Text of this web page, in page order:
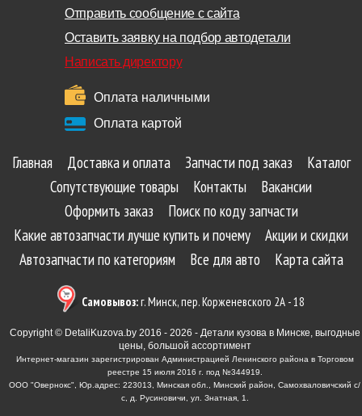
Отправить сообщение с сайта
Оставить заявку на подбор автодетали
Написать директору
Оплата наличными
Оплата картой
Главная Доставка и оплата Запчасти под заказ
Каталог
Сопутствующие товары
Контакты
Вакансии
Оформить заказ
Поиск по коду запчасти
Какие автозапчасти лучше купить и почему
Акции и скидки
Автозапчасти по категориям
Все для авто Карта сайта
Самовывоз:г. Минск, пер. Корженевского 2А - 18
Copyright © DetaliKuzova.by 2016 - 2026 - Детали кузова в Минске, выгодные
цены, большой ассортимент
Интернет-магазин зарегистрирован Администрацией Ленинского района в Торговом
реестре 15 июля 2016 г. под №344919.
ООО "Овернокс", Юр.адрес: 223013, Минская обл., Минский район, Самохваловичский с/
с, д. Русиновичи, ул. Знатная, 1.